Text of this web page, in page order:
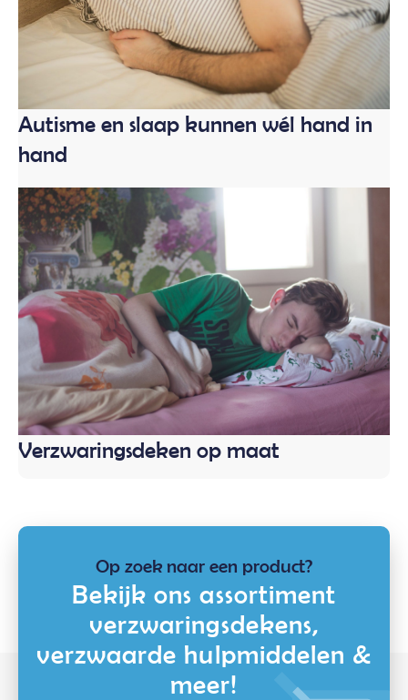
Autisme en slaap kunnen wél hand in
hand
Verzwaringsdeken op maat
Op zoek naar een product?
Bekijk ons assortiment
verzwaringsdekens,
verzwaarde hulpmiddelen &
meer!